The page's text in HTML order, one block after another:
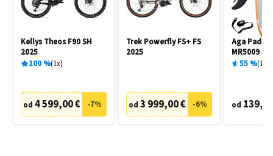
Kellys Theos F90 SH
2025
100% 1x
od 4 599,00 € -7%
Trek Powerfly FS+ FS
2025
od 3 999,00 € -6%
Aga
MR5009
55% 1
od